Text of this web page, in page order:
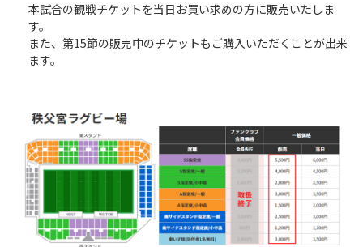
本試合の観戦チケットを当日お買い求めの方に販売いたしま
す。
また、第15節の販売中のチケットもご購入いただくことが出来
ます。